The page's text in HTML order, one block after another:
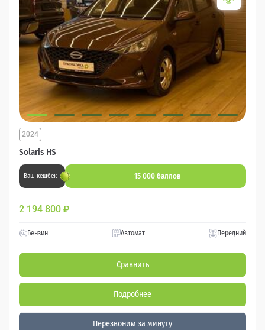
Solaris HS
2024
Ваш кешбек 15 000 баллов
2 194 800 ₽
Бензин Автомат Передний
Сравнить
Подробнее
Перезвоним за минуту